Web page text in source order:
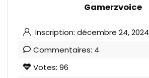
Gamerzvoice
Inscription: décembre 24, 2024
Commentaires: 4
Votes: 96